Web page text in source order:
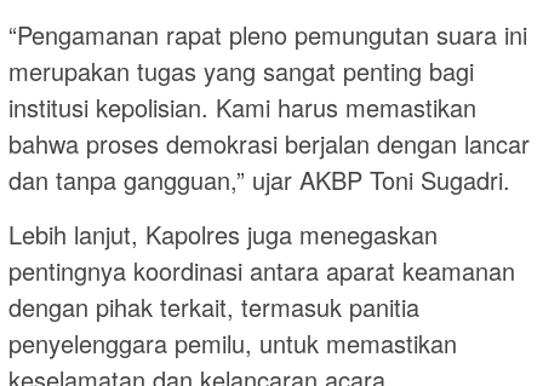
“Pengamanan rapat pleno pemungutan suara ini
merupakan tugas yang sangat penting bagi
institusi kepolisian. Kami harus memastikan
bahwa proses demokrasi berjalan dengan lancar
dan tanpa gangguan,” ujar AKBP Toni Sugadri.
Lebih lanjut, Kapolres juga menegaskan
pentingnya koordinasi antara aparat keamanan
dengan pihak terkait, termasuk panitia
penyelenggara pemilu, untuk memastikan